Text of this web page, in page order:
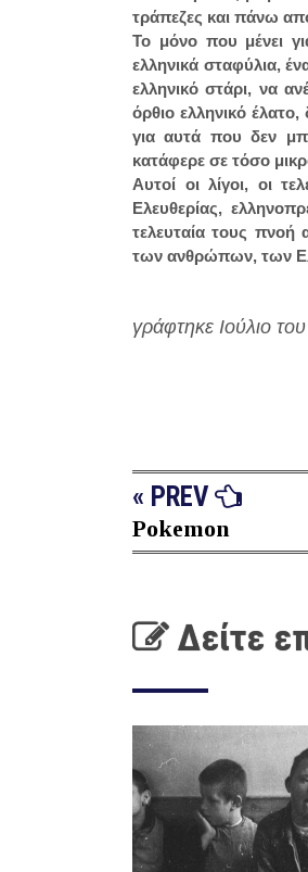
τράπεζες και πάνω
Το μόνο που μένει
ελληνικά σταφύλια,
ελληνικό στάρι, να
όρθιο ελληνικό
για αυτά που δεν
κατάφερε σε τόσο
Αυτοί οι λίγοι, οι
Ελευθερίας,
τελευταία τους πνοή
των ανθρώπων, των
γράφτηκε Ιούλιο
« PREV
Pokemon
Δείτε